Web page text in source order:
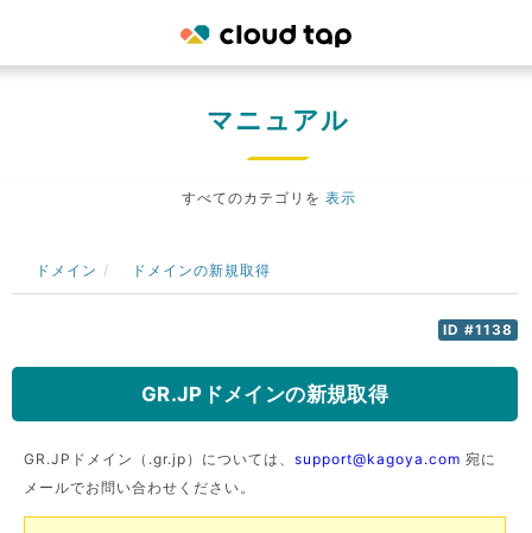
マニュアル
すべてのカテゴリを 表示
ドメイン ドメインの新規取得
ID #1138
GR.JPドメインの新規取得
GR.JPドメイン（.gr.jp）については、support@kagoya.com 宛に
メールでお問い合わせください。